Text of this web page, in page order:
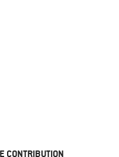
CONTRIBUTION